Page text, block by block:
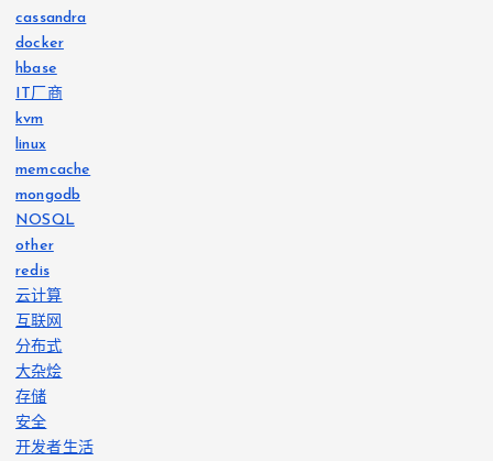
cassandra
docker
hbase
IT厂商
kvm
linux
memcache
mongodb
NOSQL
other
redis
云计算
互联网
分布式
大杂烩
存储
安全
开发者生活